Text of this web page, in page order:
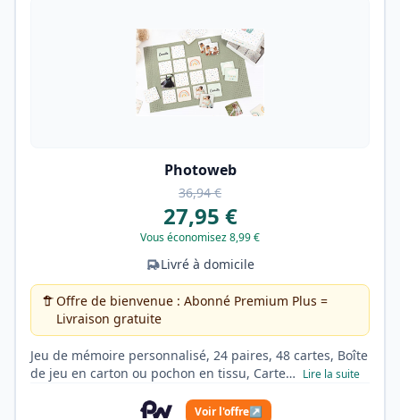
Photoweb
36,94 €
27,95 €
Vous économisez 8,99 €
Livré à domicile
Offre de bienvenue : Abonné Premium Plus =
Livraison gratuite
Jeu de mémoire personnalisé, 24 paires, 48 cartes, Boîte
de jeu en carton ou pochon en tissu, Carte… Lire la suite
Voir l'offre↗